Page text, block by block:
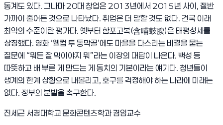
통계도 있다. 그나마20대 창업은 2013년에서 2015년 사이 , 절반
가까이 줄어든 것으로 나타났다. 취업은 더 말할 것도 없다. 건국 이래
최악의 수준이란 평가다. 옛부터 함포고복(含哺鼓腹)은 태평성세를
상징했다. 영화 ‘웰컴 투 동막골’에도 마을을 다스리는 비결을 묻는
질문에 “뭐든 잘 믹이야지 뭐 ”라는 이장의 대답이 나온다. 백성 등
따뜻하고 배 부른 게 만드는 게 통치의 기본이라는 얘기다. 청년들이
생계의 한계 상황으로 내몰리고, 호구를 걱정해야 하는 나라에 미래는
없다. 정부의 분발을 촉구한다.
진세근 서경대학교 문화콘텐츠학과 겸임교수